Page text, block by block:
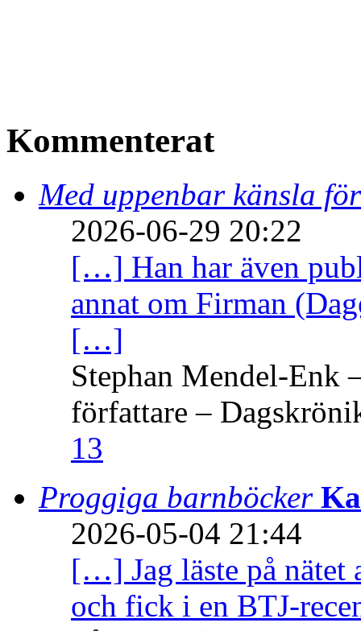
Kommenterat
Med uppenbar känsla
2026-06-29 20:22
[…] Han har även
annat om Firman
[…]
Stephan Mendel-Enk
författare –
13
Proggiga barnböcker
2026-05-04 21:44
[…] Jag läste på nätet
och fick i en BTJ-